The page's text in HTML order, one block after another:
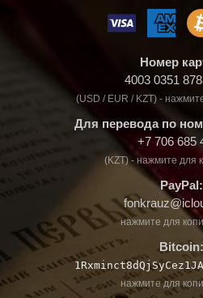
Номер
4003 0351
(USD / EUR / KZT) -
Для перевода по
+7 706 685
(KZT) - нажмите для
PayPal:
нажмите для
Bitcoin:
нажмите для